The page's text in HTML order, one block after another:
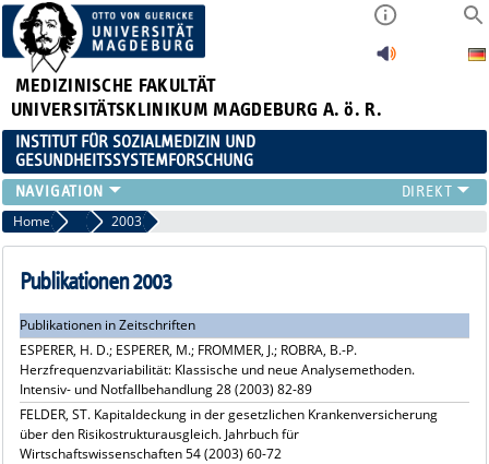
MEDIZINISCHE FAKULTÄT
UNIVERSITÄTSKLINIKUM MAGDEBURG A. ö. R.
INSTITUT FÜR SOZIALMEDIZIN UND
GESUNDHEITSSYSTEMFORSCHUNG
LEHRE
UNSER INSTITUT
TEAM
PUBLIKATIONEN
STELLENANGEBOTE
QUALIFIKATIONSARBEITEN
Home Publikationsarchiv
2003
Publikationen 2003
Publikationen in Zeitschriften
ESPERER, H. D.; ESPERER, M.; FROMMER, J.; ROBRA, B.-P.
Herzfrequenzvariabilität: Klassische und neue Analysemethoden.
Intensiv- und Notfallbehandlung 28 (2003) 82-89
FELDER, ST. Kapitaldeckung in der gesetzlichen Krankenversicherung
über den Risikostrukturausgleich. Jahrbuch für
Wirtschaftswissenschaften 54 (2003) 60-72